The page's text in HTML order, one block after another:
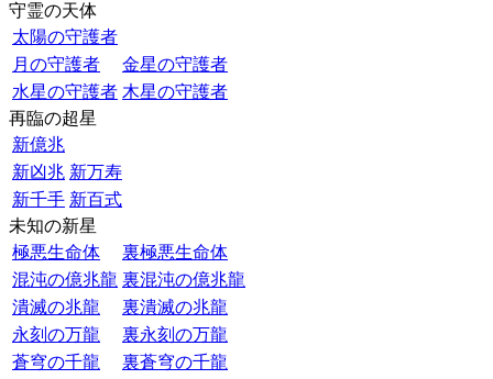
守霊の天体
太陽の守護者
月の守護者
金星の守護者
水星の守護者 木星の守護者
再臨の超星
新億兆
新凶兆 新万寿
新千手 新百式
未知の新星
極悪生命体
裏極悪生命体
混沌の億兆龍 裏混沌の億兆龍
潰滅の兆龍
裏潰滅の兆龍
永刻の万龍
裏永刻の万龍
蒼穹の千龍
裏蒼穹の千龍